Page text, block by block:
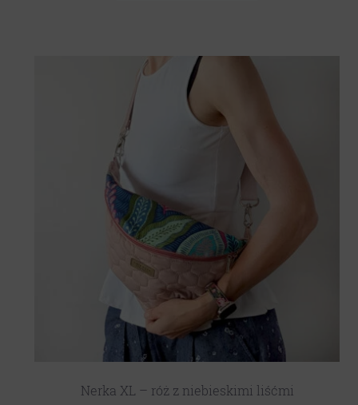
Nerka XL – róż z niebieskimi liśćmi